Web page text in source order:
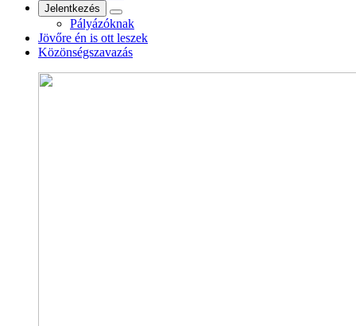
Jelentkezés
Pályázóknak
Jövőre én is ott leszek
Közönségszavazás